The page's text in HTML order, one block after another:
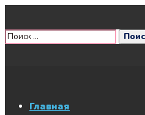
Главная